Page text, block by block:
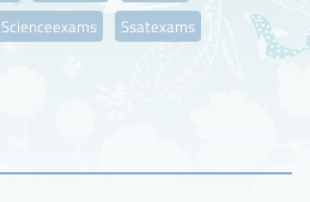
Scienceexams
Ssatexams